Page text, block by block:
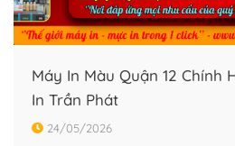
Máy In Màu Quận 12 Chính
In Trần Phát
24/05/2026